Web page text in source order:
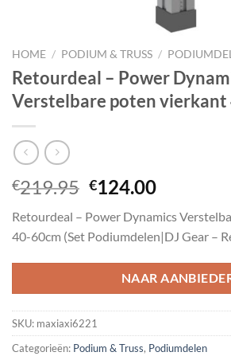
HOME / PODIUM & TRUSS /
Retourdeal – Power
Verstelbare poten vierkant
€219.95 Oorspronkelijke
was:
€219.95.
€124.00Huidige
is:
€124.00.
Retourdeal – Power Dynamics
40-60cm (Set Podiumdelen|DJ Gear –
NAAR
SKU: maxiaxi6221
Categorieën: Podium & Truss, Podiumdelen